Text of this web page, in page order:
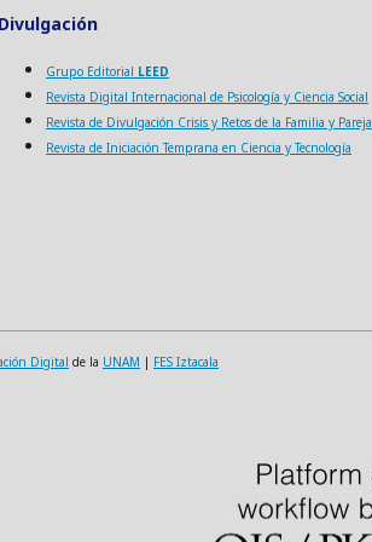
Grupo Editorial LEED
Revista Digital Internacional de Psicología y Ciencia Social
Revista de Divulgación Crisis y Retos de la Familia y Pareja
Revista de Iniciación Temprana en Ciencia y Tecnología
Digital de la UNAM | FES Iztacala